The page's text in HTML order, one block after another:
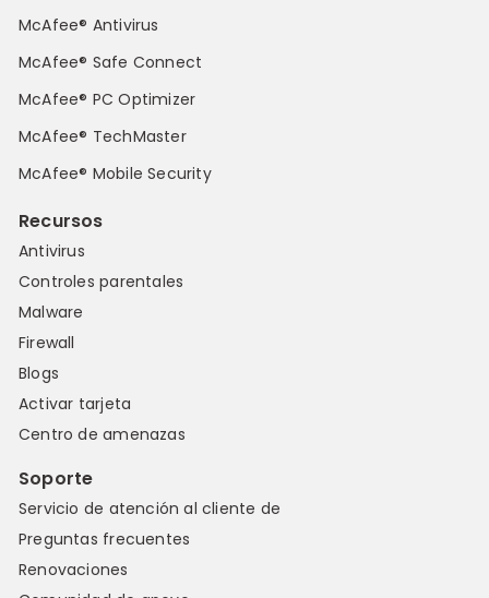
McAfee® Antivirus
McAfee® Safe Connect
McAfee® PC Optimizer
McAfee® TechMaster
McAfee® Mobile Security
Recursos
Antivirus
Controles parentales
Malware
Firewall
Blogs
Activar tarjeta
Centro de amenazas
Soporte
Servicio de atención al cliente de
Preguntas frecuentes
Renovaciones